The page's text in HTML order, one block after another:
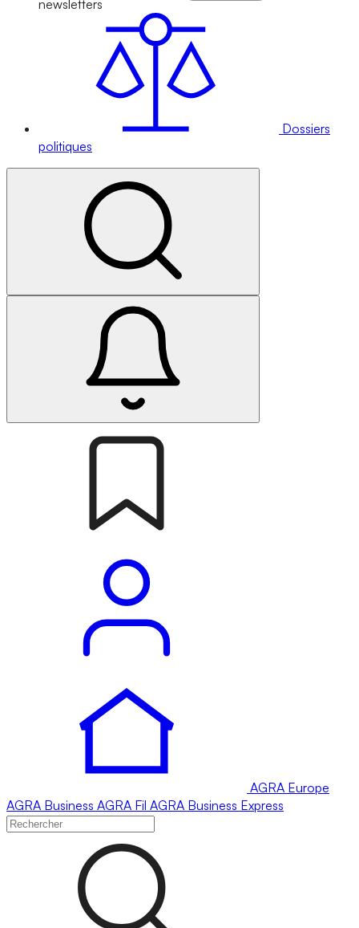
newsletters
Dossiers
politiques
AGRA Europe
AGRA Business AGRA Fil AGRA Business Express